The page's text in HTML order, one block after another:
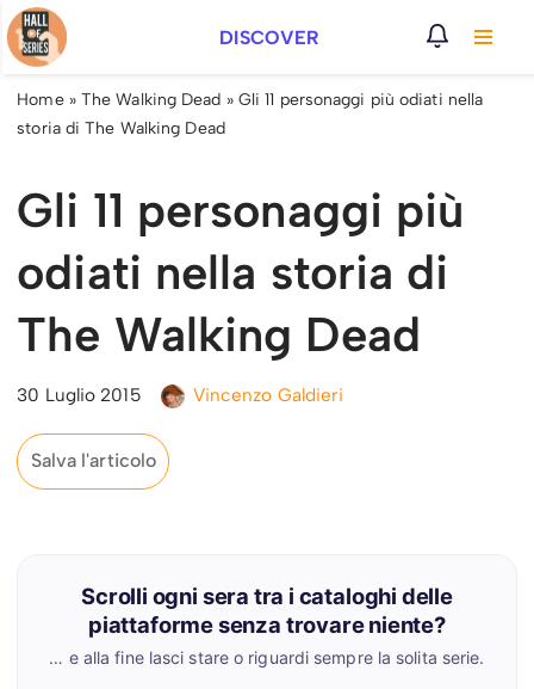
Vai
al
contenuto
DISCOVER
Home» The Walking Dead » Gli 11 personaggi più odiati nella
storia di The Walking Dead
Gli 11 personaggi più
odiati nella storia di
The Walking Dead
30 Luglio 2015 Vincenzo Galdieri
Salva l'articolo
Scrolli ogni sera tra i cataloghi delle
piattaforme senza trovare niente?
… e alla fine lasci stare o riguardi sempre la solita serie.